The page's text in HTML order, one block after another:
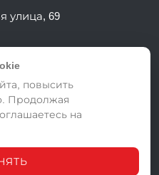
улица, 69
повысить
Продолжая
на